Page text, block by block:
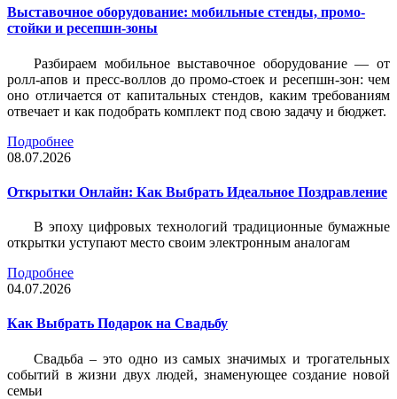
Выставочное оборудование: мобильные стенды, промо-
стойки и ресепшн-зоны
Разбираем мобильное выставочное оборудование — от
ролл-апов и пресс-воллов до промо-стоек и ресепшн-зон: чем
оно отличается от капитальных стендов, каким требованиям
отвечает и как подобрать комплект под свою задачу и бюджет.
Подробнее
08.07.2026
Открытки Онлайн: Как Выбрать Идеальное Поздравление
В эпоху цифровых технологий традиционные бумажные
открытки уступают место своим электронным аналогам
Подробнее
04.07.2026
Как Выбрать Подарок на Свадьбу
Свадьба – это одно из самых значимых и трогательных
событий в жизни двух людей, знаменующее создание новой
семьи